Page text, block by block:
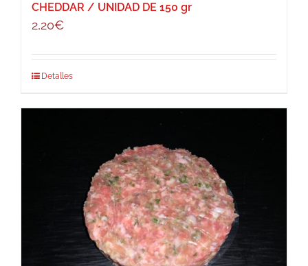
CHEDDAR / UNIDAD DE 150 gr
2,20€
Detalles